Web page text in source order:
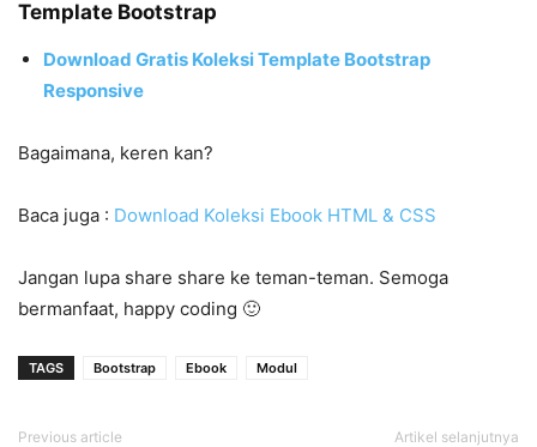
Template Bootstrap
Download Gratis Koleksi Template Bootstrap
Responsive
Bagaimana, keren kan?
Baca juga : Download Koleksi Ebook HTML & CSS
Jangan lupa share share ke teman-teman. Semoga
bermanfaat, happy coding 🙂
TAGS Bootstrap Ebook Modul
Previous article Artikel selanjutnya